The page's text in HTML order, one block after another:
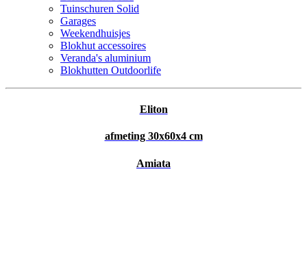
Tuinschuren Solid
Garages
Weekendhuisjes
Blokhut accessoires
Veranda's aluminium
Blokhutten Outdoorlife
Eliton
afmeting 30x60x4 cm
Amiata